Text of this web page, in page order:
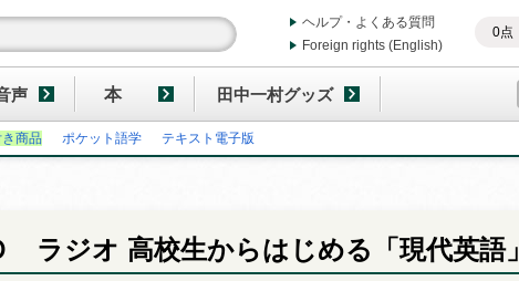
0点
ヘルプ・よくある質問
Foreign rights (English)
声 本 田中一村グッズ
商品 ポケット語学 テキスト電子版
ラジオ 高校生からはじめる「現代英語」